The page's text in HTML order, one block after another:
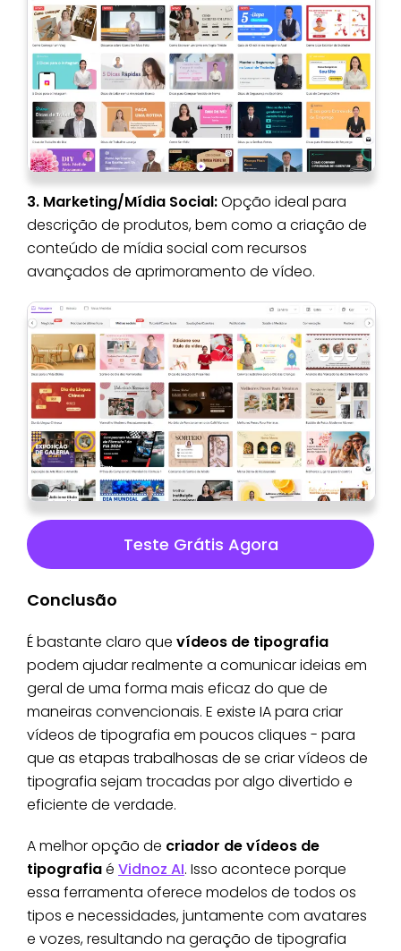
3. Marketing/Mídia Social:Opção ideal para
descrição de produtos, bem como a criação de
conteúdo de mídia social com recursos
avançados de aprimoramento de vídeo.
Teste Grátis Agora
Conclusão
É bastante claro que vídeos de tipografia
podem ajudar realmente a comunicar ideias em
geral de uma forma mais eficaz do que de
maneiras convencionais. E existe IA para criar
vídeos de tipografia em poucos cliques - para
que as etapas trabalhosas de se criar vídeos de
tipografia sejam trocadas por algo divertido e
eficiente de verdade.
A melhor opção de criador de vídeos de
tipografiaé Vidnoz AI. Isso acontece porque
essa ferramenta oferece modelos de todos os
tipos e necessidades, juntamente com avatares
e vozes, resultando na geração de tipografia